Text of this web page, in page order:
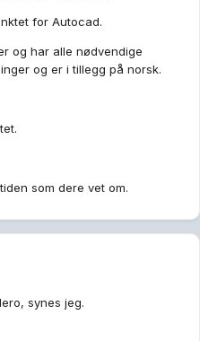
for Autocad.
og har alle nødvendige
og er i tillegg på norsk.
som dere vet om.
synes jeg.